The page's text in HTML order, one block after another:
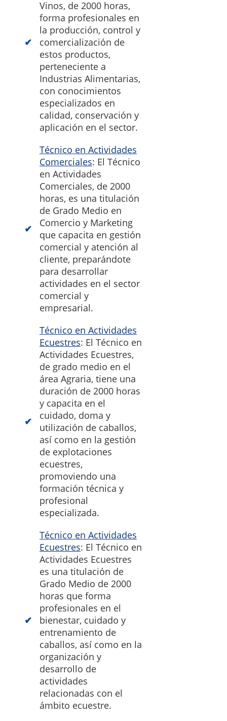
Vinos, de 2000 horas,
forma profesionales en
la producción, control y
comercialización de
estos productos,
perteneciente a
Industrias Alimentarias,
con conocimientos
especializados en
calidad, conservación y
aplicación en el sector.
Técnico en Actividades
Comerciales: El Técnico
en Actividades
Comerciales, de 2000
horas, es una titulación
de Grado Medio en
Comercio y Marketing
que capacita en gestión
comercial y atención al
cliente, preparándote
para desarrollar
actividades en el sector
comercial y
empresarial.
Técnico en Actividades
Ecuestres: El Técnico en
Actividades Ecuestres,
de grado medio en el
área Agraria, tiene una
duración de 2000 horas
y capacita en el
cuidado, doma y
utilización de caballos,
así como en la gestión
de explotaciones
ecuestres,
promoviendo una
formación técnica y
profesional
especializada.
Técnico en Actividades
Ecuestres: El Técnico en
Actividades Ecuestres
es una titulación de
Grado Medio de 2000
horas que forma
profesionales en el
bienestar, cuidado y
entrenamiento de
caballos, así como en la
organización y
desarrollo de
actividades
relacionadas con el
ámbito ecuestre.